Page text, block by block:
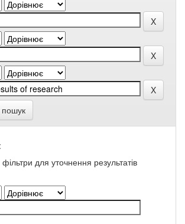
для уточнення результатів